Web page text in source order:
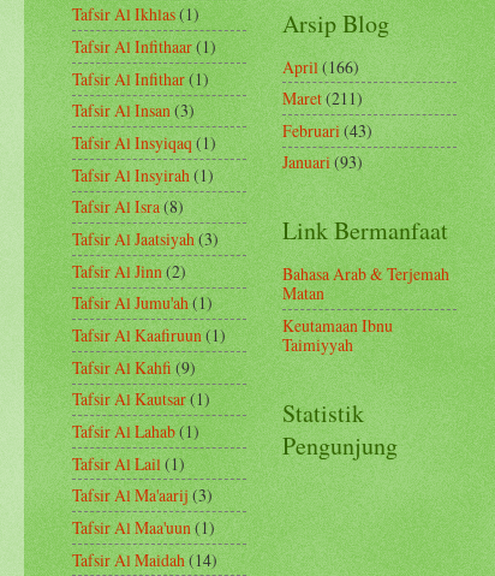
Tafsir Al Ikhlas(1)
Tafsir Al Infithaar(1)
Tafsir Al Infithar(1)
Tafsir Al Insan(3)
Tafsir Al Insyiqaq(1)
Tafsir Al Insyirah(1)
Tafsir Al Isra(8)
Tafsir Al Jaatsiyah(3)
Tafsir Al Jinn(2)
Tafsir Al Jumu'ah(1)
Tafsir Al Kaafiruun(1)
Tafsir Al Kahfi (9)
Tafsir Al Kautsar(1)
Tafsir Al Lahab(1)
Tafsir Al Lail (1)
Tafsir Al Ma'aarij(3)
Tafsir Al Maa'uun(1)
Tafsir Al Maidah (14)
Arsip Blog
April(166)
Maret(211)
Februari(43)
Januari(93)
Link Bermanfaat
Bahasa Arab & Terjemah
Matan
Keutamaan Ibnu
Taimiyyah
Statistik
Pengunjung